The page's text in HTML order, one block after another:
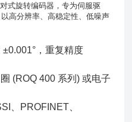
式旋转编码器，专为伺服驱
高分辨率、高稳定性、低噪声
，重复精度
(ROQ 400 系列) 或电子
、PROFINET、